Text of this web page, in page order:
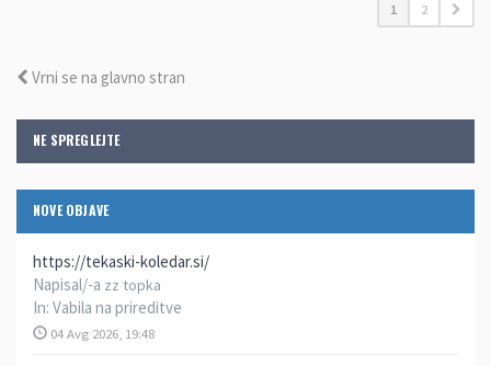
NE SPREGLEJTE
NOVE OBJAVE
https://tekaski-koledar.si/
Napisal/-a zz topka
In: Vabila na prireditve
04 Avg 2026, 19:48
1 2
Vrni se na glavno stran